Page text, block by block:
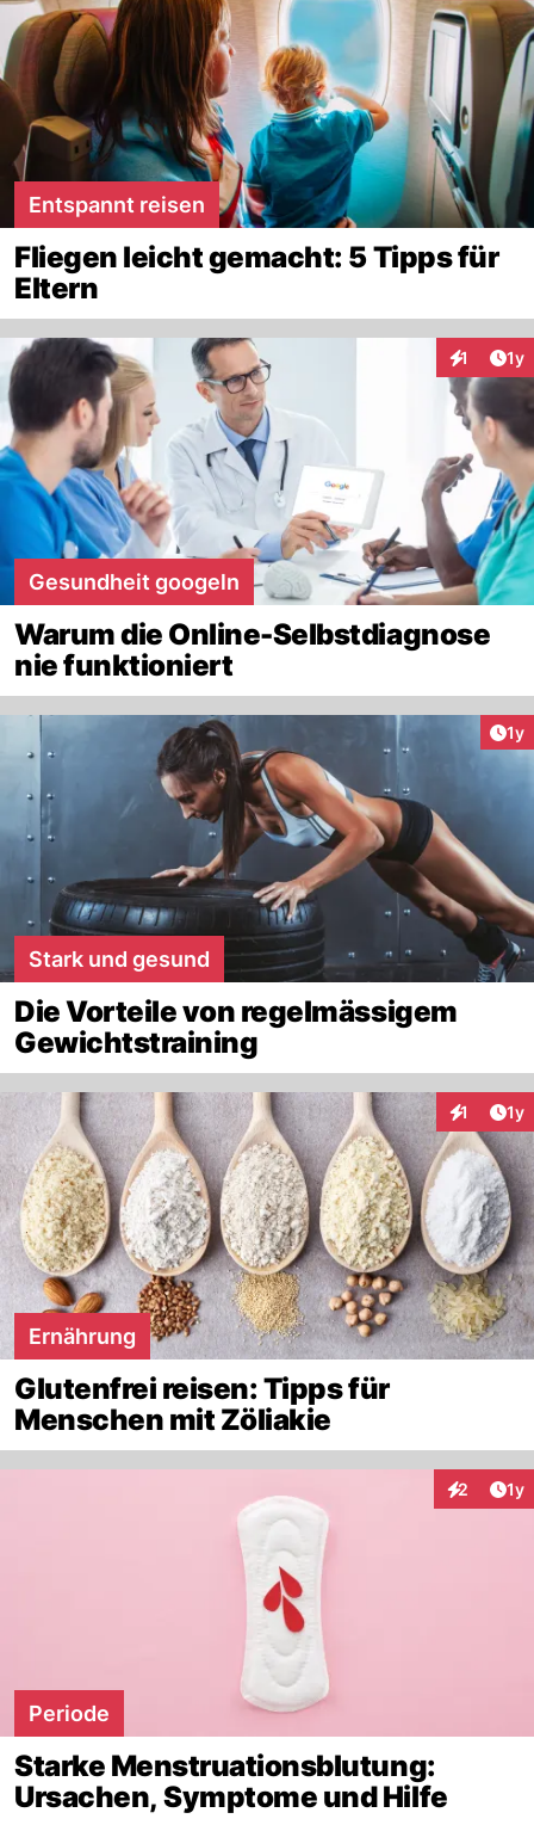
Entspannt reisen
Fliegen leicht gemacht: 5 Tipps für
Eltern
1 1y
Gesundheit googeln
Warum die Online-Selbstdiagnose
nie funktioniert
1y
Stark und gesund
Die Vorteile von regelmässigem
Gewichtstraining
1 1y
Ernährung
Glutenfrei reisen: Tipps für
Menschen mit Zöliakie
2 1y
Periode
Starke Menstruationsblutung:
Ursachen, Symptome und Hilfe